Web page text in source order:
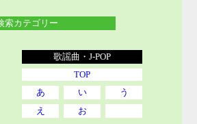
カテゴリー
歌謡曲・J-POP
TOP
あ
い
う
え
お